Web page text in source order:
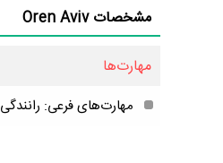
مشخصات Oren Aviv
مهارت‌ها
مهارت‌های فرعی: رانندگی